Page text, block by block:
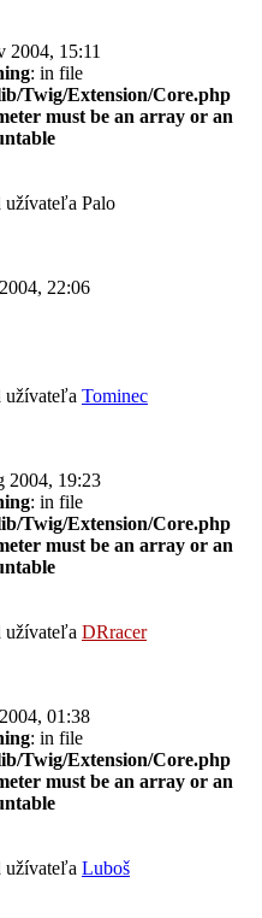
2004, 15:11
: in file
Twig/Extension/Core.php
must be an array or an
užívateľa Palo
22:06
užívateľa Tominec
2004, 19:23
: in file
Twig/Extension/Core.php
must be an array or an
užívateľa DRracer
01:38
: in file
Twig/Extension/Core.php
must be an array or an
užívateľa Luboš